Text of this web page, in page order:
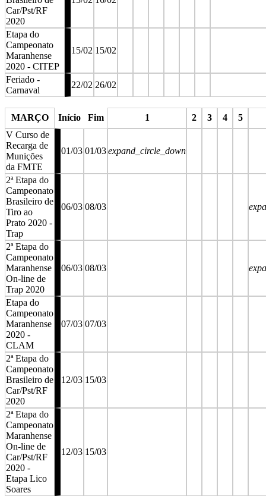
Car/Pst/RF
2020
Etapa do
Campeonato
Maranhense
2020 - CITEP
15/02 15/02
Feriado -
Carnaval
22/02 26/02
MARÇO
Início Fim 1 2 3 4
5
V Curso de
Recarga de
Munições
da FMTE
01/03 01/03expand_circle_down
2ª Etapa do
Campeonato
Brasileiro de
Tiro ao
Prato 2020 -
Trap
06/03 08/03
2ª Etapa do
Campeonato
Maranhense
On-line de
Trap 2020
06/03 08/03
Etapa do
Campeonato
Maranhense
2020 -
CLAM
07/03 07/03
2ª Etapa do
Campeonato
Brasileiro de
Car/Pst/RF
2020
12/03 15/03
2ª Etapa do
Campeonato
Maranhense
On-line de
Car/Pst/RF
2020 -
Etapa Lico
Soares
12/03 15/03